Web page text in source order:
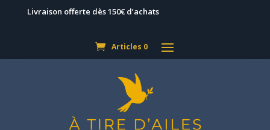
Livraison offerte dès 150€ d’achats
Articles 0